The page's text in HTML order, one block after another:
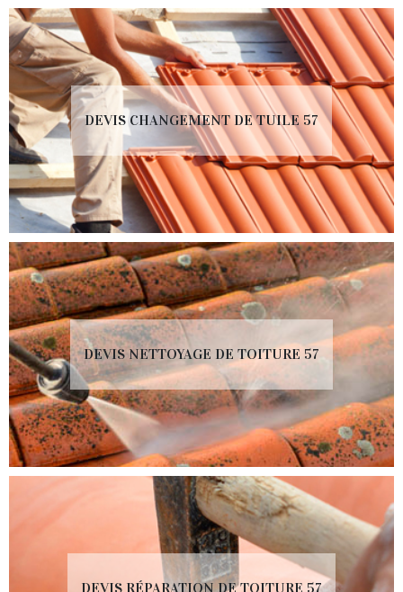
DEVIS CHANGEMENT DE TUILE 57
DEVIS NETTOYAGE DE TOITURE 57
DEVIS RÉPARATION DE TOITURE 57